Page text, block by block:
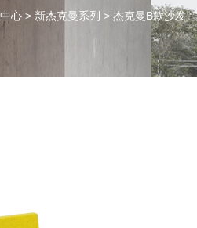
心 > 新杰克曼系列 > 杰克曼B款沙发